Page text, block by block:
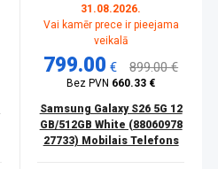
31.08.2026.
Vai kamēr prece ir pieejama
veikalā
799.00 € 899.00 €
Bez PVN 660.33 €
Samsung Galaxy S26 5G 12
GB/512GB White (88060978
27733) Mobilais Telefons